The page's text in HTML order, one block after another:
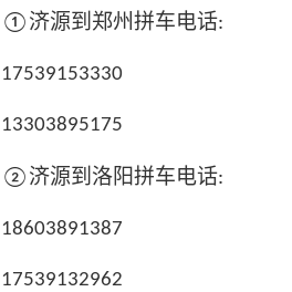
① 济源到郑州拼车电话:
17539153330
13303895175
② 济源到洛阳拼车电话:
18603891387
17539132962